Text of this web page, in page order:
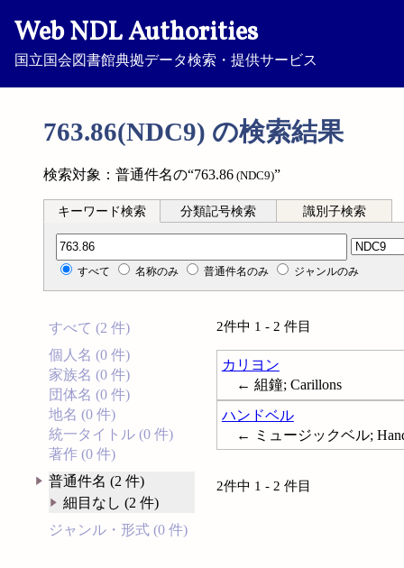
Web NDL Authorities
国立国会図書館典拠データ検索・提供サービス
763.86(NDC9) の検索結果
検索対象：普通件名の“763.86 (NDC9)”
キーワード検索 分類記号検索 識別子検索
分類記号検索
すべて 名称のみ 普通件名のみ ジャンルのみ
すべて (2 件)
個人名 (0 件)
家族名 (0 件)
団体名 (0 件)
地名 (0 件)
統一タイトル (0 件)
著作 (0 件)
普通件名 (2 件)
細目なし (2 件)
ジャンル・形式 (0 件)
2件中 1 - 2 件目
カリヨン
← 組鐘; Carillons
ハンドベル
← ミュージックベル;
2件中 1 - 2 件目